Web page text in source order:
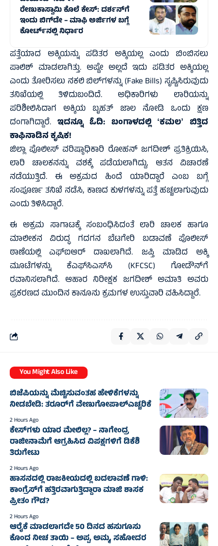
ರೇಣುಕಾಸ್ವಾಮಿ ಕೊಲೆ ಕೇಸ್: ದರ್ಶನ್‌ಗೆ
ಇಂದು ಬಿಗ್‌ಡೇ – ಮಾಫಿ ಅರ್ಜಿಗಳ ಬಗ್ಗೆ
ಕೋರ್ಟ್‌ನಲ್ಲಿ ನಿರ್ಧಾರ
ಪತ್ತೆಯಾದ ಅಕ್ಕಿಯನ್ನು ಪಡಿತರ ಅಕ್ಕಿಯಲ್ಲ ಎಂದು ಬಿಂಬಿಸಲು
ಪಾಲಿಶ್ ಮಾಡಲಾಗಿತ್ತು. ಅಷ್ಟೇ ಅಲ್ಲದೆ ಇದು ಪಡಿತರ ಅಕ್ಕಿಯಲ್ಲ
ಎಂದು ತೋರಿಸಲು ನಕಲಿ ಬಿಲ್‌ಗಳನ್ನು (Fake Bills) ಸೃಷ್ಟಿಸಿರುವುದು
ತನಿಖೆಯಲ್ಲಿ ತಿಳಿದುಬಂದಿದೆ. ಅಧಿಕಾರಿಗಳು ಲಾರಿಯನ್ನು
ಪರಿಶೀಲಿಸಿದಾಗ ಅಕ್ಕಿಯ ಬೃಹತ್ ಜಾಲ ನೋಡಿ ಒಂದು ಕ್ಷಣ
ದಂಗಾಗಿದ್ದಾರೆ. ಇದನ್ನೂ ಓದಿ: ಬಂಗಾಳದಲ್ಲಿ ʻಕಮಲʼ ಬಿತ್ತಿದ
ಕಾಫಿನಾಡಿನ ಕೃಷಿಕ!
ಜಿಲ್ಲಾ ಪೊಲೀಸ್ ವರಿಷ್ಠಾಧಿಕಾರಿ ರೋಹನ್ ಜಗದೀಶ್ ಪ್ರತಿಕ್ರಿಯಿಸಿ,
ಲಾರಿ ಚಾಲಕನನ್ನು ವಶಕ್ಕೆ ಪಡೆಯಲಾಗಿದ್ದು, ಆತನ ವಿಚಾರಣೆ
ನಡೆಯುತ್ತಿದೆ. ಈ ಅಕ್ರಮದ ಹಿಂದೆ ಯಾರಿದ್ದಾರೆ ಎಂಬ ಬಗ್ಗೆ
ಸಂಪೂರ್ಣ ತನಿಖೆ ನಡೆಸಿ, ಕಾಣದ ಕುಳಗಳನ್ನು ಪತ್ತೆ ಹಚ್ಚಲಾಗುವುದು
ಎಂದು ತಿಳಿಸಿದ್ದಾರೆ.
ಈ ಅಕ್ರಮ ಸಾಗಾಟಕ್ಕೆ ಸಂಬಂಧಿಸಿದಂತೆ ಲಾರಿ ಚಾಲಕ ಹಾಗೂ
ಮಾಲೀಕನ ವಿರುದ್ಧ ಗದಗನ ಬೆಟಗೇರಿ ಬಡಾವಣೆ ಪೊಲೀಸ್
ಠಾಣೆಯಲ್ಲಿ ಎಫ್‌ಐಆರ್‌ ದಾಖಲಾಗಿದೆ. ಜಪ್ತಿ ಮಾಡಿದ ಅಕ್ಕಿ
ಮೂಟೆಗಳನ್ನು ಕೆಎಫ್‌ಸಿಎಸ್‌ಸಿ (KFCSC) ಗೋಡೌನ್‌ಗೆ
ರವಾನಿಸಲಾಗಿದೆ. ಆಹಾರ ನಿರೀಕ್ಷಕ ಜಗದೀಶ್ ಅಮಾತಿ ಅವರು
ಪ್ರಕರಣದ ಮುಂದಿನ ಕಾನೂನು ಕ್ರಮಗಳ ಉಸ್ತುವಾರಿ ವಹಿಸಿದ್ದಾರೆ.
You Might Also Like
ಬಿಜೆಪಿಯನ್ನು ಮೆಚ್ಚಿಸುವಂತಹ ಹೇಳಿಕೆಗಳನ್ನು
ನೀಡಬೇಡಿ: ತರೂರ್‌ಗೆ ವೇಣುಗೋಪಾಲ್‌ಎಚ್ಚರಿಕೆ
2 Hours Ago
ಕೇಸ್‌ಗಳು ಯಾರ ಮೇಲಿಲ್ಲ? – ನಾಗೇಂದ್ರ
ರಾಜೀನಾಮೆಗೆ ಆಗ್ರಹಿಸಿದ ವಿಪಕ್ಷಗಳಿಗೆ ಡಿಕೆಶಿ
ತಿರುಗೇಟು
2 Hours Ago
ಹಾಸನದಲ್ಲಿ ರಾಜಕೀಯದಲ್ಲಿ ಬದಲಾವಣೆ ಗಾಳಿ:
ಕಾಂಗ್ರೆಸ್‌ಗೆ ಹತ್ತಿರವಾಗುತ್ತಿದ್ದಾರಾ ಮಾಜಿ ಶಾಸಕ
ಪ್ರೀತಂ ಗೌಡ?
2 Hours Ago
ಆರೈಕೆ ಮಾಡಲಾಗದೇ 50 ದಿನದ ಹಸುಗೂಸು
ಕೊಂದ ನೀಚ ತಾಯಿ – ಅಪ್ಪ, ಅಮ್ಮ, ಸಹೋದರ